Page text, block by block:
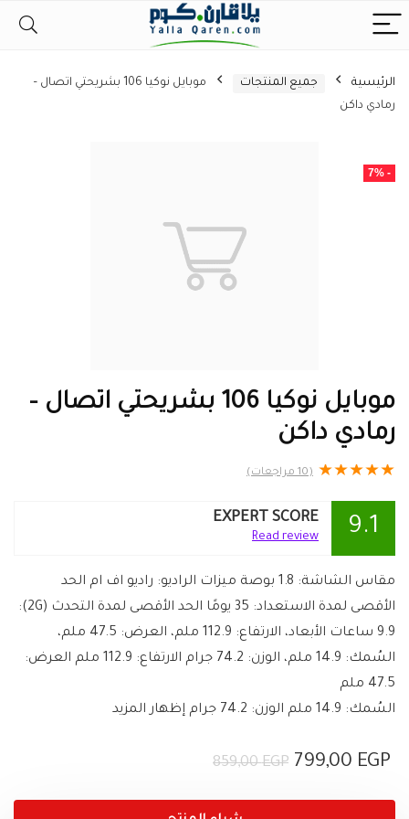
الرئيسية جميع المنتجات
موبايل نوكيا 106 بشريحتي اتصال –
رمادي داكن
- 7%
موبايل نوكيا 106 بشريحتي اتصال –
رمادي داكن
★
★
★
★
★
(
10مراجعات)
9.1
EXPERT SCORE
Read review
مقاس الشاشة: 1.8 بوصة ميزات الراديو: راديو اف ام الحد
الأقصى لمدة الاستعداد: 35 يومًا الحد الأقصى لمدة التحدث (2G):
9.9 ساعات الأبعاد، الارتفاع: 112.9 ملم، العرض: 47.5 ملم،
السُمك: 14.9 ملم، الوزن: 74.2 جرام الارتفاع: 112.9 ملم العرض:
47.5 ملم
السُمك: 14.9 ملم الوزن: 74.2 جرام إظهار المزيد
859,00EGP
السعر
هو:
799,00 EGP
السعر
هو: